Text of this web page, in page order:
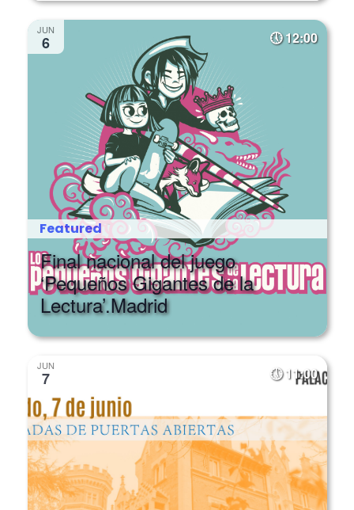
JUN 12:00
Featured
Final nacional del juego
‘Pequeños Gigantes de la
Lectura’.Madrid
JUN